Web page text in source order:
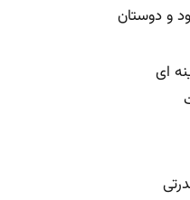
و دوستان
ای